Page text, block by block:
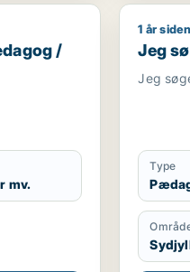
/ pædagogmedhjælper
/
mv.
Jeg
1 år siden
Jeg
Jeg
Type